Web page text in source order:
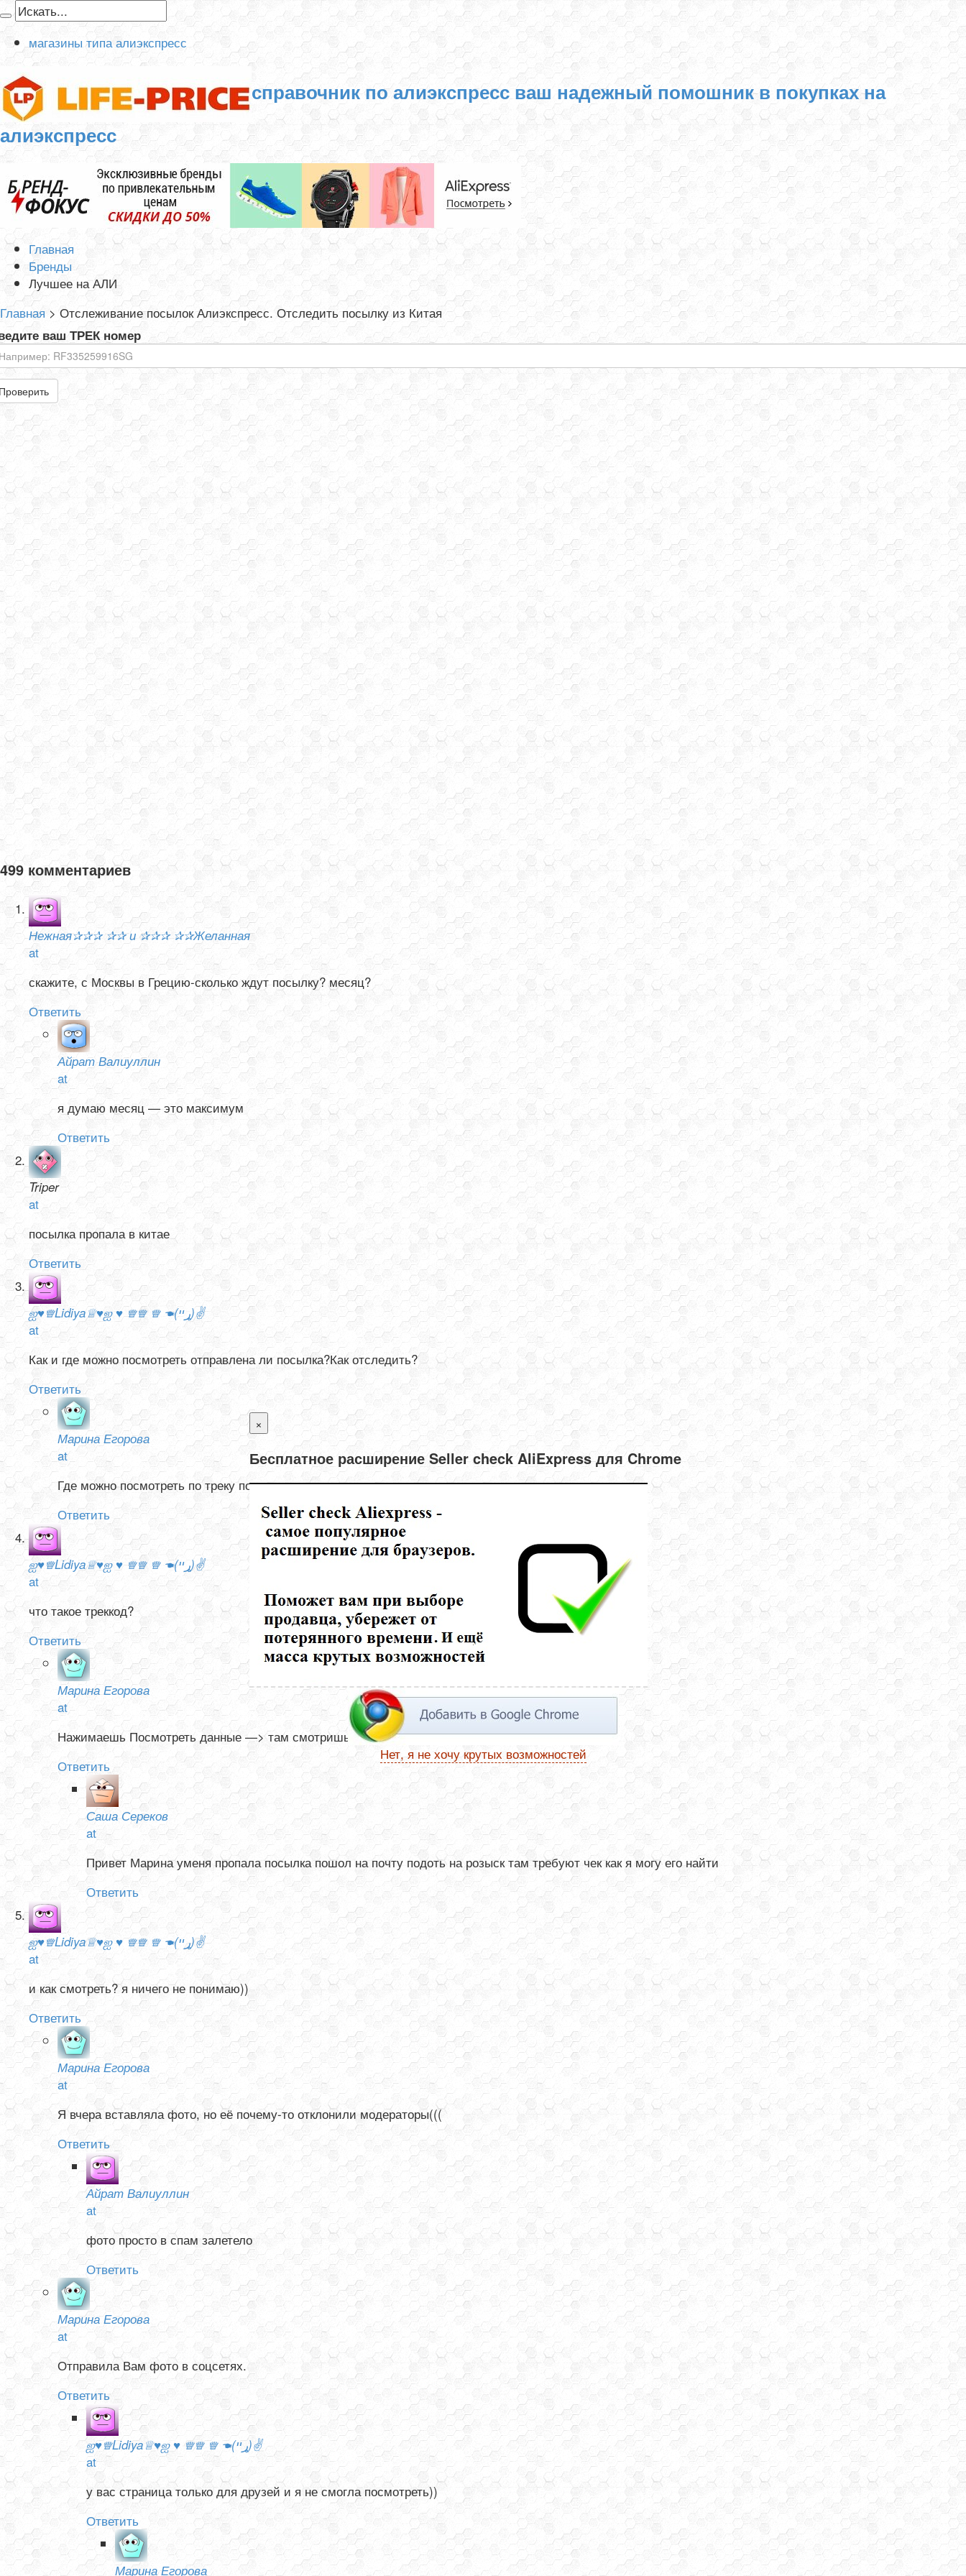
магазины типа алиэкспресс
справочник по алиэкспресс ваш надежный помошник в покупках на
алиэкспресс
Главная
Бренды
Лучшее на АЛИ
Главная > Отслеживание посылок Алиэкспресс. Отследить посылку из Китая
ваш ТРЕК номер
499 комментариев
Нежная✰✰✰ ✰✰ и ✰✰✰ ✰✰Желанная
at
скажите, с Москвы в Грецию-сколько ждут посылку? месяц?
Ответить
Айрат Валиуллин
at
я думаю месяц — это максимум
Ответить
Triper
at
посылка пропала в китае
Ответить
ஐ♥♕Lidiya♕♥ஐ ♥ ♕♕ ♕ ☚(ړײ)✌
at
Как и где можно посмотреть отправлена ли посылка?Как отследить?
Ответить
Марина Егорова
at
Где можно посмотреть по треку посылки.
Ответить
ஐ♥♕Lidiya♕♥ஐ ♥ ♕♕ ♕ ☚(ړײ)✌
at
что такое треккод?
Ответить
Марина Егорова
at
Нажимаешь Посмотреть данные —> там смотришь Номер отслеживания -это и есть треккод
Ответить
Саша Сереков
at
Привет Марина уменя пропала посылка пошол на почту подоть на розыск там требуют чек как я могу его найти
Ответить
ஐ♥♕Lidiya♕♥ஐ ♥ ♕♕ ♕ ☚(ړײ)✌
at
и как смотреть? я ничего не понимаю))
Ответить
Марина Егорова
at
Я вчера вставляла фото, но её почему-то отклонили модераторы(((
Ответить
Айрат Валиуллин
at
фото просто в спам залетело
Ответить
Марина Егорова
at
Отправила Вам фото в соцсетях.
Ответить
ஐ♥♕Lidiya♕♥ஐ ♥ ♕♕ ♕ ☚(ړײ)✌
at
у вас страница только для друзей и я не смогла посмотреть))
Ответить
Марина Егорова
×
Бесплатное расширение Seller check AliExpress для Chrome
Нет, я не хочу крутых возможностей